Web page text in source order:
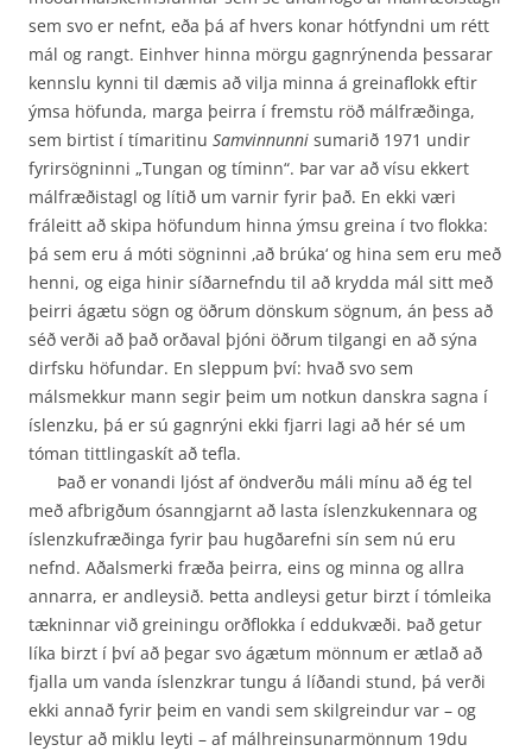
sem svo er nefnt, eða þá af hvers konar hótfyndni um rétt
mál og rangt. Einhver hinna mörgu gagnrýnenda þessarar
kennslu kynni til dæmis að vilja minna á greinaflokk eftir
ýmsa höfunda, marga þeirra í fremstu röð málfræðinga,
sem birtist í tímaritinu Samvinnunni sumarið 1971 undir
fyrirsögninni „Tungan og tíminn“. Þar var að vísu ekkert
mál­fræðistagl og lítið um varnir fyrir það. En ekki væri
fráleitt að skipa höfundum hinna ýmsu greina í tvo flokka:
þá sem eru á móti sögninni ‚að brúka‘ og hina sem eru með
henni, og eiga hinir síðarnefndu til að krydda mál sitt með
þeirri ágætu sögn og öðrum dönskum sögnum, án þess að
séð verði að það orðaval þjóni öðrum tilgangi en að sýna
dirfsku höfundar. En sleppum því: hvað svo sem
málsmekkur mann segir þeim um notkun danskra sagna í
íslenzku, þá er sú gagnrýni ekki fjarri lagi að hér sé um
tóman tittlingaskít að tefla.
Það er vonandi ljóst af öndverðu máli mínu að ég tel
með afbrigðum ósanngjarnt að lasta íslenzkukennara og
íslenzkufræðinga fyrir þau hugðarefni sín sem nú eru
nefnd. Aðalsmerki fræða þeirra, eins og minna og allra
annarra, er andleysið. Þetta andleysi getur birzt í tómleika
tækninnar við greiningu orðflokka í eddukvæði. Það getur
líka birzt í því að þegar svo ágætum mönnum er ætlað að
fjalla um vanda íslenzkrar tungu á líðandi stund, þá verði
ekki annað fyrir þeim en vandi sem skilgreindur var – og
leystur að miklu leyti – af málhreinsunarmönnum 19du